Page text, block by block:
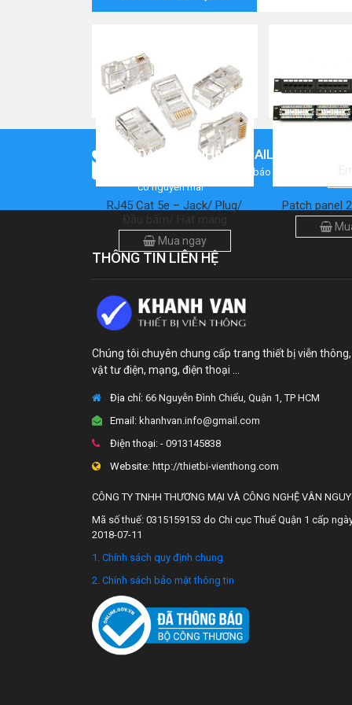
RJ45 Cat 5e – Jack/ Plug/
Mua ngay
Patch panel
ĐĂNG KÝ NHẬN EMAIL
Nhập mail để nhận thông báo mới nhất khi
có nguyễn mãi
THÔNG TIN LIÊN HỆ
Chúng tôi chuyên chung cấp trang thiết bị viễn thông,
vật tư điện, mạng, điện thoại ...
Địa chỉ: 66 Nguyễn Đình Chiểu, Quận 1, TP HCM
Email: khanhvan.info@gmail.com
Điện thoại: - 0913145838
Website: http://thietbi-vienthong.com
CÔNG TY TNHH THƯƠNG MẠI VÀ CÔNG NGHỆ VÂN
Mã số thuế: 0315159153 do Chi cục Thuế Quận 1 cấp
2018-07-11
1. Chính sách quy định chung
2. Chính sách bảo mật thông tin